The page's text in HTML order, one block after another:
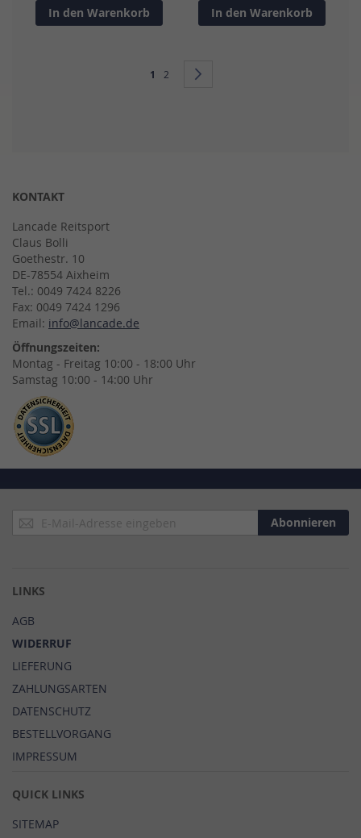
In den Warenkorb In den Warenkorb
Sie lesen gerade Seite
1 Seite
2
KONTAKT
Lancade Reitsport
Claus Bolli
Goethestr. 10
DE-78554 Aixheim
Tel.: 0049 7424 8226
Fax: 0049 7424 1296
Email: info@lancade.de
Öffnungszeiten:
Montag - Freitag 10:00 - 18:00 Uhr
Samstag 10:00 - 14:00 Uhr
Anmeldung
zum
Abonnieren
LINKS
AGB
WIDERRUF
LIEFERUNG
ZAHLUNGSARTEN
DATENSCHUTZ
BESTELLVORGANG
IMPRESSUM
QUICK LINKS
SITEMAP